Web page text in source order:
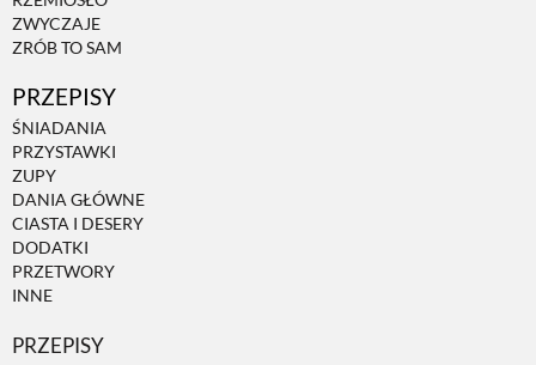
ZWYCZAJE
ZRÓB TO SAM
PRZEPISY
ŚNIADANIA
PRZYSTAWKI
ZUPY
DANIA GŁÓWNE
CIASTA I DESERY
DODATKI
PRZETWORY
INNE
PRZEPISY